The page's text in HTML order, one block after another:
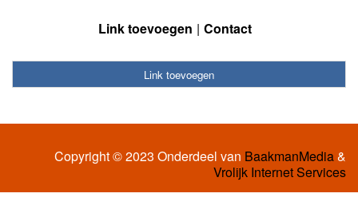
Link toevoegen Contact
Link toevoegen
Copyright © 2023 Onderdeel van BaakmanMedia&
Vrolijk Internet Services